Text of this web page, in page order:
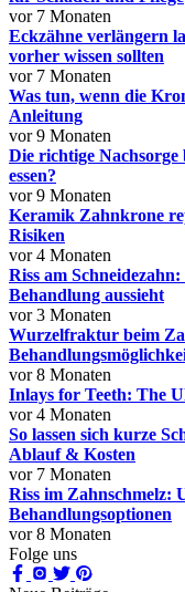
vor 7 Monaten
Eckzähne verlängern
vorher wissen sollten
vor 7 Monaten
Was tun, wenn die
Anleitung
vor 9 Monaten
Die richtige
essen?
vor 9 Monaten
Keramik Zahnkrone
Risiken
vor 4 Monaten
Riss am
Behandlung aussieht
vor 3 Monaten
Wurzelfraktur beim
vor 8 Monaten
Inlays for Teeth: The
vor 4 Monaten
So lassen sich kurze
Ablauf & Kosten
vor 7 Monaten
Riss im Zahnschmelz:
Behandlungsoptionen
vor 8 Monaten
Folge uns